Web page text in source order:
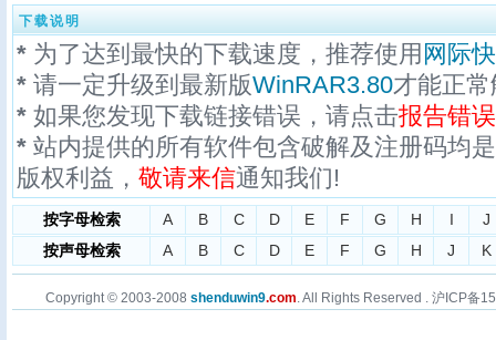
下载说明
* 为了达到最快的下载速度，推荐使用 网际
* 请一定升级到最新版WinRAR3.80才能正
* 如果您发现下载链接错误，请点击报告错误
* 站内提供的所有软件包含破解及注册码均
版权利益， 敬请来信通知我们!
按字母检索 A B C D E F G H I
J
按声母检索
A B C D E F G H J K
Copyright © 2003-2008 shenduwin9.com. All Rights Reserved . 沪ICP备